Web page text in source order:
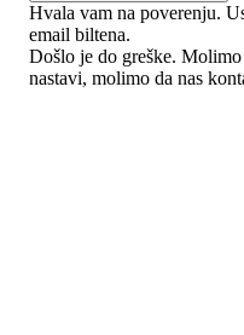
Hvala vam na poverenju.
email biltena.
Došlo je do greške.
nastavi, molimo da nas